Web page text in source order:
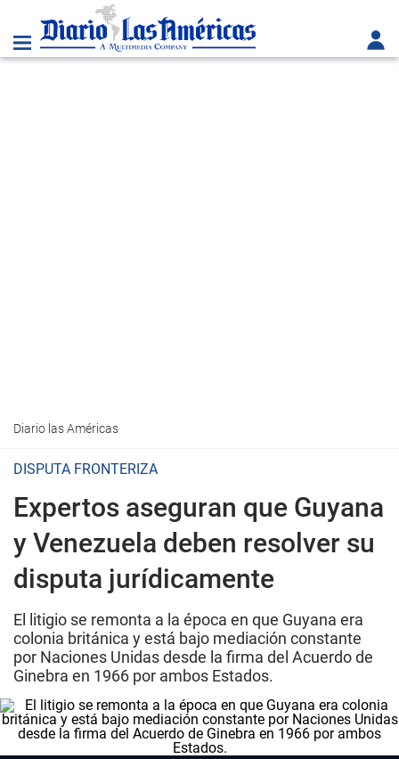
Diario las Américas
DISPUTA FRONTERIZA
Expertos aseguran que Guyana
y Venezuela deben resolver su
disputa jurídicamente
El litigio se remonta a la época en que Guyana era
colonia británica y está bajo mediación constante
por Naciones Unidas desde la firma del Acuerdo de
Ginebra en 1966 por ambos Estados.